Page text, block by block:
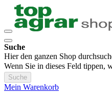
Suche
Hier den ganzen Shop
Wenn Sie in dieses Feld tippen,
Suche
Mein Warenkorb